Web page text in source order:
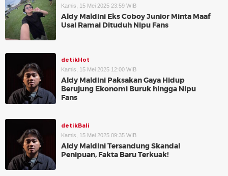
Kamis, 15 Mei 2025 23:59 WIB
Aldy Maldini Eks Coboy Junior Minta Maaf
Usai Ramai Dituduh Nipu Fans
detikHot
Kamis, 15 Mei 2025 12:00 WIB
Aldy Maldini Paksakan Gaya Hidup
Berujung Ekonomi Buruk hingga Nipu
Fans
detikBali
Kamis, 15 Mei 2025 09:35 WIB
Aldy Maldini Tersandung Skandal
Penipuan, Fakta Baru Terkuak!